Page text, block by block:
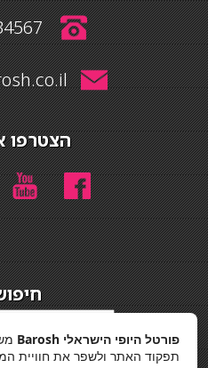
04-8234567
הצטרפו
מדיניות
פורטל היופי הישראלי Barosh
תפקוד האתר ולשפר את חוויית